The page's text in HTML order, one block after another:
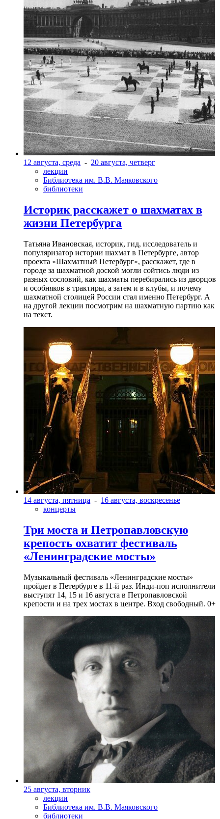
12 августа, среда - 20 августа, четверг
лекции
Библиотека им. В.В. Маяковского
библиотеки
Историк расскажет о шахматах в
жизни Петербурга
Татьяна Ивановская, историк, гид, исследователь и
популяризатор истории шахмат в Петербурге, автор
проекта «Шахматный Петербург», расскажет, где в
городе за шахматной доской могли сойтись люди из
разных сословий, как шахматы перебирались из дворцов
и особняков в трактиры, а затем и в клубы, и почему
шахматной столицей России стал именно Петербург. А
на другой лекции посмотрим на шахматную партию как
на текст.
14 августа, пятница - 16 августа, воскресенье
концерты
Три моста и Петропавловскую
крепость охватит фестиваль
«Ленинградские мосты»
Музыкальный фестиваль «Ленинградские мосты»
пройдет в Петербурге в 11-й раз. Инди-поп исполнители
выступят 14, 15 и 16 августа в Петропавловской
крепости и на трех мостах в центре. Вход свободный. 0+
25 августа, вторник
лекции
Библиотека им. В.В. Маяковского
библиотеки